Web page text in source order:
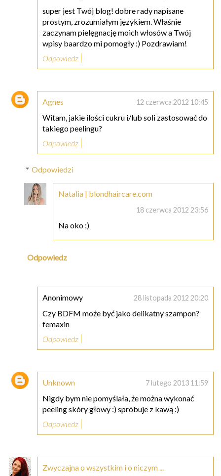
super jest Twój blog! dobre rady napisane
prostym, zrozumiałym językiem. Właśnie
zaczynam pielęgnację moich włosów a Twój
wpisy baardzo mi pomogły :) Pozdrawiam!
Odpowiedz
Agnes 12 czerwca 2012 10:45
Witam, jakie ilości cukru i/lub soli zastosować do
takiego peelingu?
Odpowiedz
Odpowiedzi
Natalia | blondhaircare.com
18 czerwca 2012 23:56
Na oko ;)
Odpowiedz
Anonimowy 28 listopada 2012 20:20
Czy BDFM może być jako delikatny szampon?
femaxin
Odpowiedz
Unknown 7 lutego 2013 11:59
Nigdy bym nie pomyślała, że można wykonać
peeling skóry głowy :) spróbuje z kawą :)
Odpowiedz
Zwyczajna o wszystkim i o niczym ...